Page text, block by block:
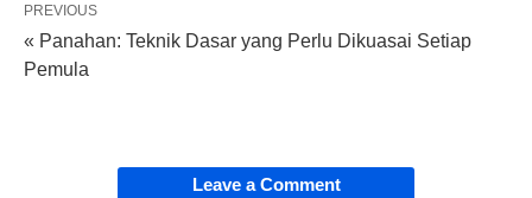
PREVIOUS
« Panahan: Teknik Dasar yang Perlu Dikuasai Setiap
Pemula
Leave a Comment